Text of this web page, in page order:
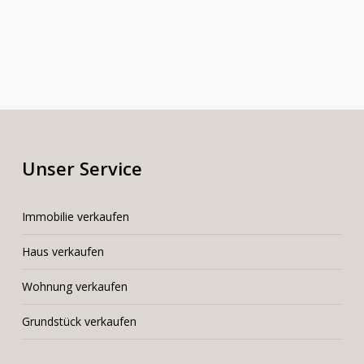
Unser Service
Immobilie verkaufen
Haus verkaufen
Wohnung verkaufen
Grundstück verkaufen